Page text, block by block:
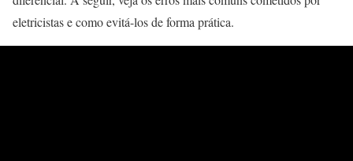
eletricistas e como evitá-los de forma prática.